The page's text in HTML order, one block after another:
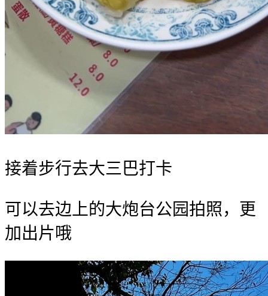
‍️接着步行去大三巴打卡
可以去边上的大炮台公园拍照，更
加出片哦